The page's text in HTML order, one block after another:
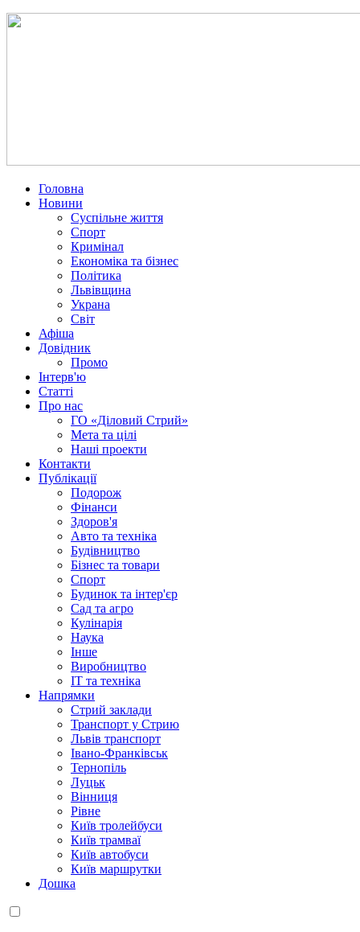
Головна
Новини
Суспільне життя
Спорт
Кримінал
Економіка та бізнес
Політика
Львівщина
Украна
Світ
Афіша
Довідник
Промо
Інтерв'ю
Статті
Про нас
ГО «Діловий Стрий»
Мета та цілі
Наші проекти
Контакти
Публікації
Подорож
Фінанси
Здоров'я
Авто та техніка
Будівництво
Бізнес та товари
Спорт
Будинок та інтер'єр
Сад та агро
Кулінарія
Наука
Інше
Виробництво
IT та техніка
Напрямки
Стрий заклади
Транспорт у Стрию
Львів транспорт
Івано-Франківськ
Тернопіль
Луцьк
Вінниця
Рівне
Київ тролейбуси
Київ трамваї
Київ автобуси
Київ маршрутки
Дошка